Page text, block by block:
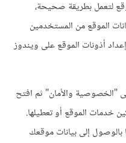
لتعمل بطريقة صحيحة،
الموقع من المستخدمين
أذونات الموقع على ويندوز
"الخصوصية والأمان" ثم افتح
خدمات الموقع أو تعطيلها.
بالوصول إلى بيانات موقعك